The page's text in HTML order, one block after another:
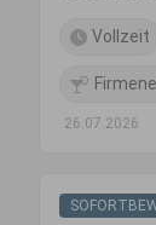
Vollzeit
26.07.2026